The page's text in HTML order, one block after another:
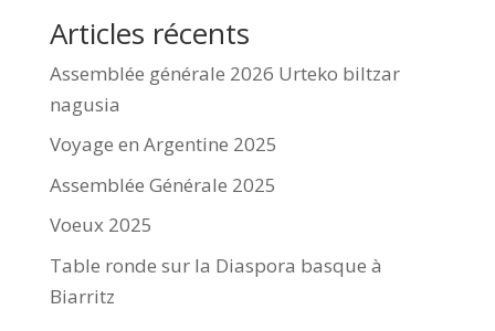
Articles récents
Assemblée générale 2026 Urteko biltzar
nagusia
Voyage en Argentine 2025
Assemblée Générale 2025
Voeux 2025
Table ronde sur la Diaspora basque à
Biarritz